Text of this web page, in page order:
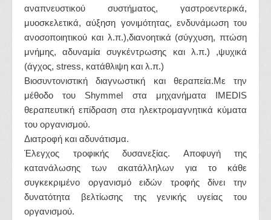
αναπνευστικού συστήματος, γαστροεντερικά,
μυοσκελετικά, αύξηση γονιμότητας, ενδυνάμωση του
ανοσοποιητικού και λ.π.),διανοητικά (σύγχυση, πτώση
μνήμης, αδυναμία συγκέντρωσης και λ.π.) ,ψυχικά
(άγχος, stress, κατάθλιψη και λ.π.)
Βιοσυντονιστική διαγνωστική και θεραπεία.Με την
μέθοδο του Shymmel στα μηχανήματα IMEDIS
θεραπευτική επίδραση στα ηλεκτρομαγνητικά κύματα
του οργανισμού.
Διατροφή και αδυνάτισμα.
Έλεγχος τροφικής δυσανεξίας. Αποφυγή της
κατανάλωσης των ακατάλληλων για το κάθε
συγκεκριμένο οργανισμό ειδών τροφής δίνει την
δυνατότητα βελτίωσης της γενικής υγείας του
οργανισμού.